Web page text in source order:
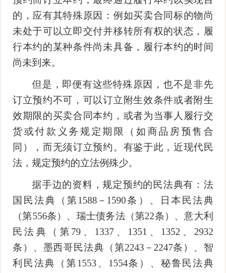
的，应有其特殊原因：例如买卖合同标的物尚
未处于可以立即交付并移转所有权的状态，履
行本约的某种条件尚未具备，履行本约的时间
尚未到来。
但是，即便有这些特殊原因，也不是非先
订立预约不可，可以订立附生效条件或者附生
效期限的买卖合同本约，或者为当事人履行交
货或付款义务规定期限（如商品房预售合
同），而无须订立预约。有鉴于此，近现代民
法，规定预约的立法例殊少。
据手边的资料，规定预约的民法典有：法
国民法典（第1588－1590条）、日本民法典
（第556条）、瑞士债务法（第22条）、意大利
民法典（第79、1337、1351、1352、2932
条）、墨西哥民法典（第2243－2247条）、智
利民法典（第1553、1554条）、秘鲁民法典